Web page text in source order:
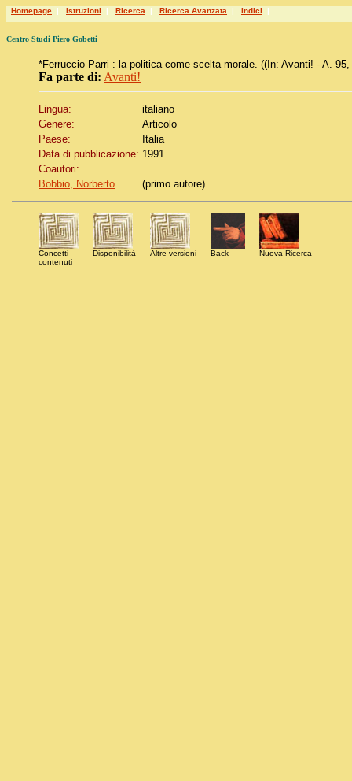
Homepage | Istruzioni | Ricerca | Ricerca Avanzata | Indici |
Centro Studi Piero Gobetti
*Ferruccio Parri : la politica come scelta morale. ((In: Avanti! - A.
Fa parte di: Avanti!
Lingua:
italiano
Genere:
Articolo
Paese:
Italia
Data di pubblicazione: 1991
Coautori:
Bobbio, Norberto
(primo autore)
Concetti
contenuti
Disponibilità Altre versioni Back Nuova Ricerca